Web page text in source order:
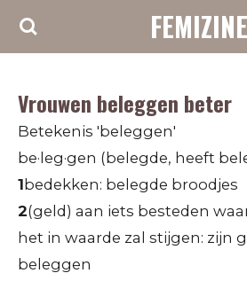
Ga
de
hoofdinhoud
FEMIZINE
Vrouwen beleggen beter
Betekenis 'beleggen'
be·l eg·gen (belegde, heeft
1bedekken: belegde broodjes
2(geld) aan iets besteden
het in waarde zal stijgen: zijn
beleggen